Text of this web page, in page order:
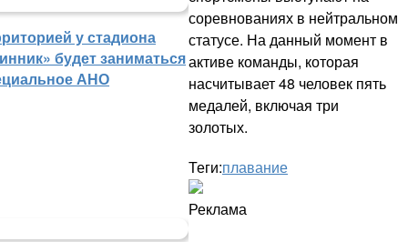
у стадиона
будет заниматься
АНО
соревнованиях в нейтральном
статусе. На данный момент в
активе команды, которая
насчитывает 48 человек пять
медалей, включая три
золотых.
Теги:плавание
Реклама